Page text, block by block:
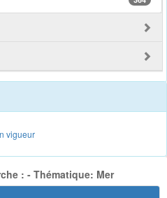
vigueur
: - Thématique: Mer